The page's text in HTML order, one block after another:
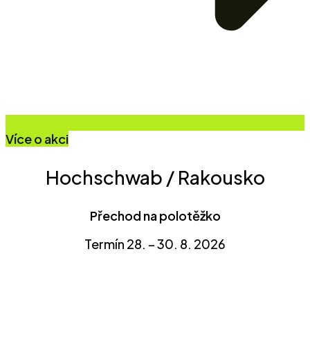
Více o akci
Hochschwab / Rakousko
Přechod na polotěžko
Termín 28. – 30. 8. 2026